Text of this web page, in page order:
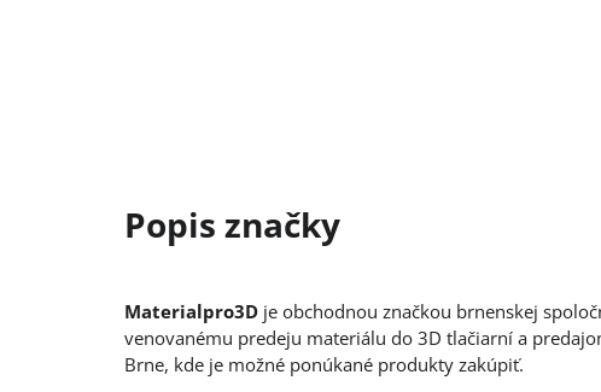
Materialpro3D je obchodnou značkou brnenskej
venovanému predeju materiálu do 3D tlačiarní a
Brne, kde je možné ponúkané produkty zakúpiť.